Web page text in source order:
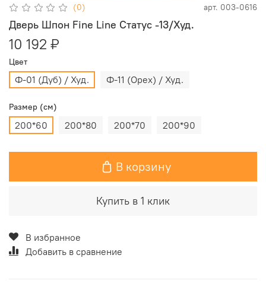
(0) арт. 003-0616
Дверь Шпон Fine Line Статус -13/Худ.
10 192 ₽
Цвет
Ф-01 (Дуб) / Худ. Ф-11 (Орех) / Худ.
Размер (см)
200*60 200*80 200*70 200*90
В корзину
Купить в 1 клик
В избранное
Добавить в сравнение